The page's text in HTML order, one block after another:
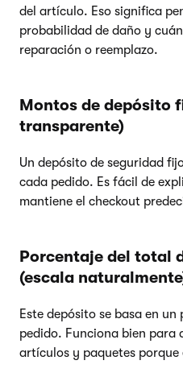
del artículo. Eso significa
probabilidad de daño y
reparación o reemplazo.
Montos de depósito
transparente)
Un depósito de seguridad
cada pedido. Es fácil de
mantiene el checkout
Porcentaje del total
(escala
Este depósito se basa en
pedido. Funciona bien para
artículos y paquetes